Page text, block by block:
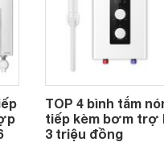
TOP 4 bình tắm
tiếp kèm bơm
3 triệu đồng